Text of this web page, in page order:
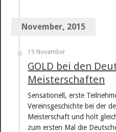
November, 2015
19 November
GOLD bei den
Meisterschaften
Sensationell, erste
Vereinsgeschichte bei der
Meisterschaft und holt
zum ersten Mal die